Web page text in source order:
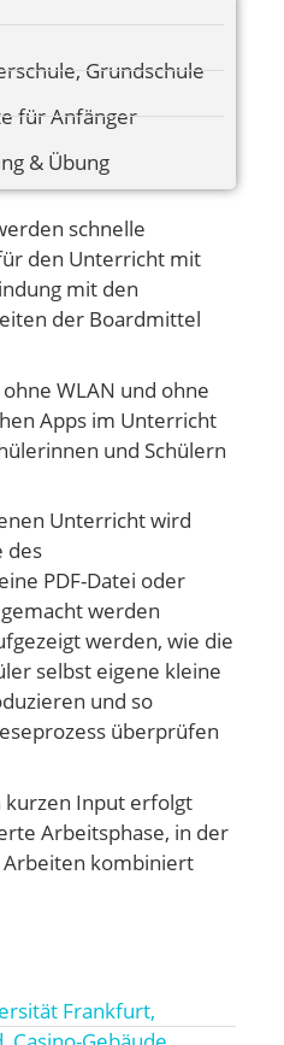
, Grundschule
für Anfänger
& Übung
schnelle
den Unterricht mit
mit den
der Boardmittel
WLAN und ohne
Apps im Unterricht
und Schülern
Unterricht wird
des
PDF-Datei oder
werden
werden, wie die
selbst eigene kleine
und so
überprüfen
kurzen Input erfolgt
Arbeitsphase, in der
Arbeiten kombiniert
Frankfurt,